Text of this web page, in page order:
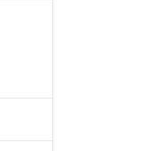
漏洩または開示しない
には、I-Webメンバーズ
要な範囲で利用するこ
ます。
します。
境に深刻な影響を及ぼさ
またはお客様担当のオ